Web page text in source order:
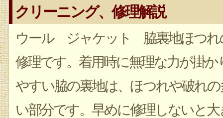
クリーニング、修理解説
ウール ジャケット 脇裏地ほつれ
修理です。着用時に無理な力が掛か
やすい脇の裏地は、ほつれや破れの
い部分です。早めに修理しないと大